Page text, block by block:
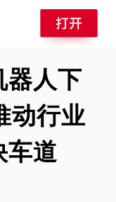
器人下
动行业
车道